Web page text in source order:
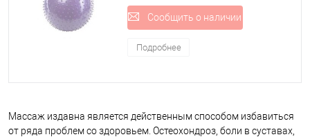
Сообщить о наличии
Подробнее
Массаж издавна является действенным способом избавиться
от ряда проблем со здоровьем. Остеохондроз, боли в суставах,